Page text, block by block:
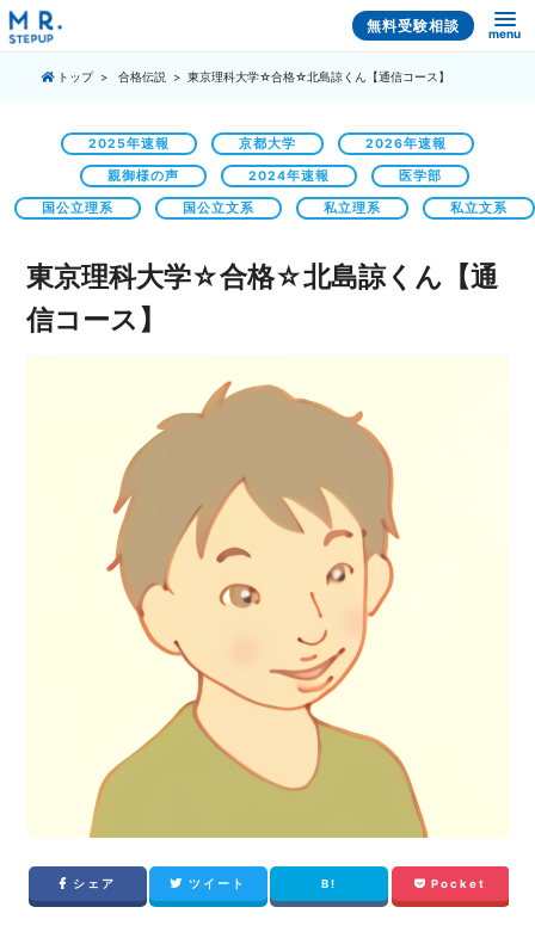
無料受験相談 menu
トップ 合格伝説 東京理科大学☆合格☆北島諒くん【通信コース】
2025年速報 京都大学 2026年速報
親御様の声 2024年速報 医学部
国公立理系 国公立文系 私立理系 私立文系
東京理科大学☆合格☆北島諒くん【通
信コース】
シェア ツイート B! Pocket